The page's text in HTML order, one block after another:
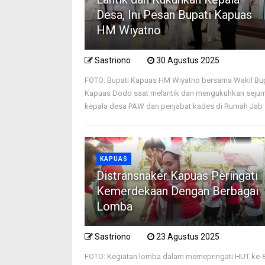
Desa, Ini Pesan Bupati Kapuas
HM Wiyatno
Sastriono 30 Agustus 2025
FOTO: Bupati Kapuas HM Wiyatno bersama Wakil
Kapuas Dodo saat melantik dan mengukuhkan
kepala desa PAW dan penjabat kades di Rumah Jab ...
KAPUAS
Distransnaker Kapuas Peringati
Kemerdekaan Dengan Berbagai
Lomba
Sastriono 23 Agustus 2025
FOTO: Kegiatan lomba dalam memepringati HUT ke-